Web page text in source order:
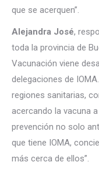
que se acerquen”.
Alejandra José,
toda la provincia de
Vacunación viene
delegaciones de
regiones sanitarias,
acercando la vacuna
prevención no solo
que tiene IOMA,
más cerca de ellos”.